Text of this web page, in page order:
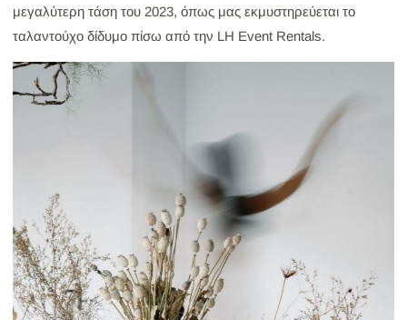
μεγαλύτερη τάση του 2023, όπως μας εκμυστηρεύεται το
ταλαντούχο δίδυμο πίσω από την LH Event Rentals.